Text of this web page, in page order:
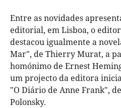
Entre as novidades
editorial, em Lisboa, o
destacou igualmente a
Mar", de Thierry Murat, a
homónimo de Ernest
um projecto da editora
"O Diário de Anne Frank",
Polonsky.